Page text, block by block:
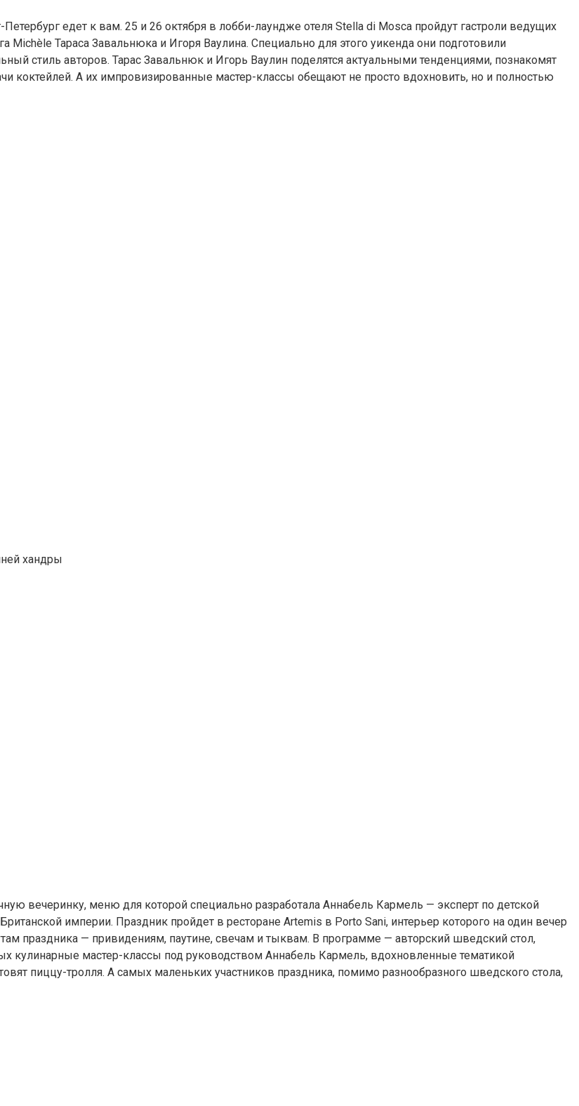
едет к вам. 25 и 26 октября в лобби-лаундже отеля Stella di Mosca пройдут гастроли ведущих
Тараса Завальнюка и Игоря Ваулина. Специально для этого уикенда они подготовили
стиль авторов. Тарас Завальнюк и Игорь Ваулин поделятся актуальными тенденциями, познакомят
коктейлей. А их импровизированные мастер-классы обещают не просто вдохновить, но и полностью
вечеринку, меню для которой специально разработала Аннабель Кармель — эксперт по детской
империи. Праздник пройдет в ресторане Artemis в Porto Sani, интерьер которого на один вечер
праздника — привидениям, паутине, свечам и тыквам. В программе — авторский шведский стол,
кулинарные мастер-классы под руководством Аннабель Кармель, вдохновленные тематикой
пиццу-тролля. А самых маленьких участников праздника, помимо разнообразного шведского стола,